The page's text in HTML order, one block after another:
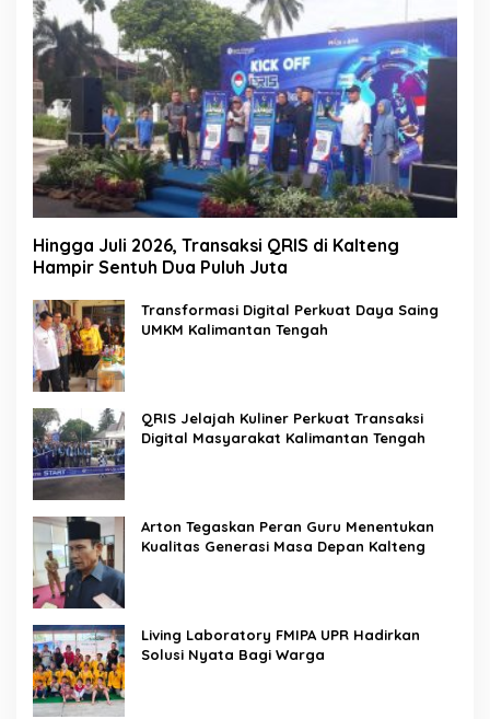
Hingga Juli 2026, Transaksi QRIS di Kalteng
Hampir Sentuh Dua Puluh Juta
Transformasi Digital Perkuat Daya Saing
UMKM Kalimantan Tengah
QRIS Jelajah Kuliner Perkuat Transaksi
Digital Masyarakat Kalimantan Tengah
Arton Tegaskan Peran Guru Menentukan
Kualitas Generasi Masa Depan Kalteng
Living Laboratory FMIPA UPR Hadirkan
Solusi Nyata Bagi Warga